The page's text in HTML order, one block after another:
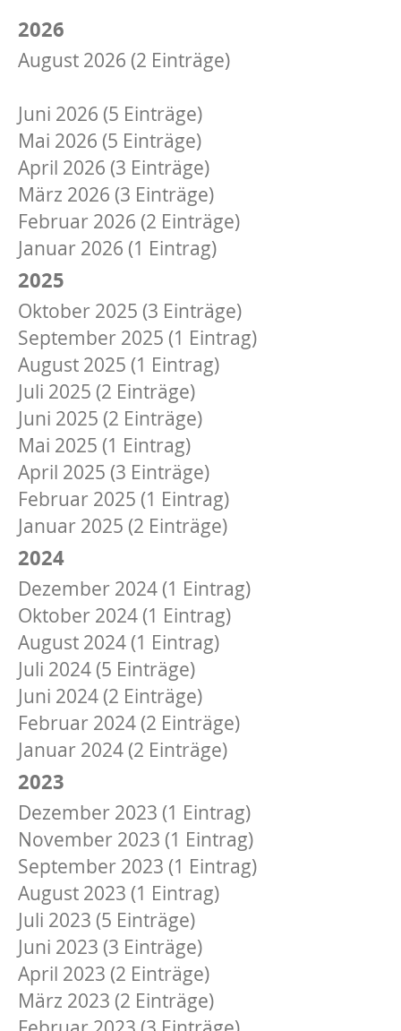
2026
August 2026 (2 Einträge)
Juni 2026 (5 Einträge)
Mai 2026 (5 Einträge)
April 2026 (3 Einträge)
März 2026 (3 Einträge)
Februar 2026 (2 Einträge)
Januar 2026 (1 Eintrag)
2025
Oktober 2025 (3 Einträge)
September 2025 (1 Eintrag)
August 2025 (1 Eintrag)
Juli 2025 (2 Einträge)
Juni 2025 (2 Einträge)
Mai 2025 (1 Eintrag)
April 2025 (3 Einträge)
Februar 2025 (1 Eintrag)
Januar 2025 (2 Einträge)
2024
Dezember 2024 (1 Eintrag)
Oktober 2024 (1 Eintrag)
August 2024 (1 Eintrag)
Juli 2024 (5 Einträge)
Juni 2024 (2 Einträge)
Februar 2024 (2 Einträge)
Januar 2024 (2 Einträge)
2023
Dezember 2023 (1 Eintrag)
November 2023 (1 Eintrag)
September 2023 (1 Eintrag)
August 2023 (1 Eintrag)
Juli 2023 (5 Einträge)
Juni 2023 (3 Einträge)
April 2023 (2 Einträge)
März 2023 (2 Einträge)